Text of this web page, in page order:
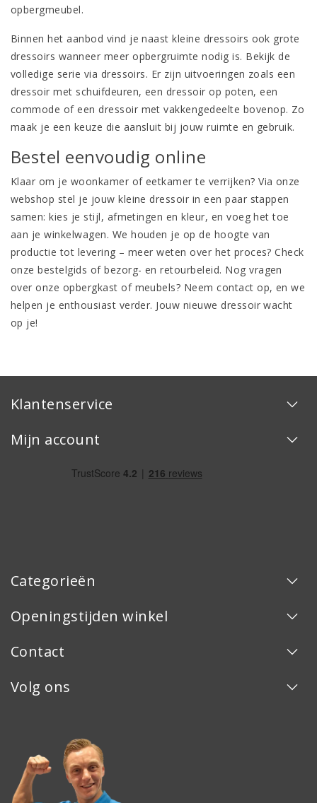
opbergmeubel.
Binnen het aanbod vind je naast kleine dressoirs ook grote
dressoirs wanneer meer opbergruimte nodig is. Bekijk de
volledige serie via dressoirs. Er zijn uitvoeringen zoals een
dressoir met schuifdeuren, een dressoir op poten, een
commode of een dressoir met vakkengedeelte bovenop. Zo
maak je een keuze die aansluit bij jouw ruimte en gebruik.
Bestel eenvoudig online
Klaar om je woonkamer of eetkamer te verrijken? Via onze
webshop stel je jouw kleine dressoir in een paar stappen
samen: kies je stijl, afmetingen en kleur, en voeg het toe
aan je winkelwagen. We houden je op de hoogte van
productie tot levering – meer weten over het proces? Check
onzebestelgids ofbezorg- en retourbeleid. Nog vragen
over onze opbergkast of meubels? Neem contact op, en we
helpen je enthousiast verder. Jouw nieuwe dressoir wacht
op je!
Klantenservice
Mijn account
Categorieën
Openingstijden winkel
Contact
Volg ons